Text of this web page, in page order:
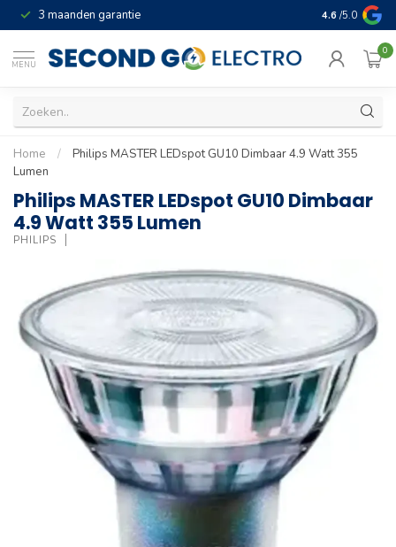
3 maanden garantie Geld terug
4.6 /5.0
MENU
0
Home /
Philips MASTER LEDspot GU10 Dimbaar 4.9 Watt 355
Lumen
Philips MASTER LEDspot GU10 Dimbaar
4.9 Watt 355 Lumen
PHILIPS